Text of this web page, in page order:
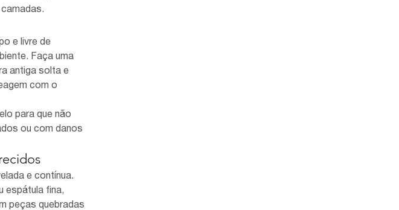
e livre de
Faça uma
antiga solta e
com o
para que não
ou com danos
e contínua.
espátula fina,
peças quebradas